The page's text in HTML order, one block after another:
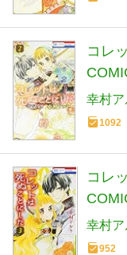
コレ
幸村ア
1092
コレ
幸村ア
952